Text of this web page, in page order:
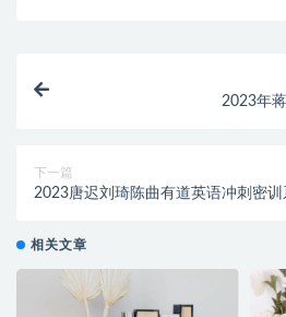
2023年
下一篇
2023唐迟刘琦陈曲有道英语冲刺密训
相关文章